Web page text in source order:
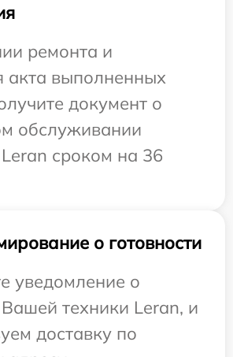
ремонта и
акта выполненных
документ о
обслуживании
сроком на 36
о готовности
уведомление о
Вашей техники Leran, и
доставку по